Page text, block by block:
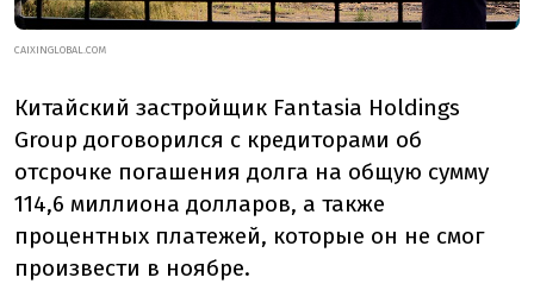
CAIXINGLOBAL.COM
Китайский застройщик Fantasia Holdings
Group договорился с кредиторами об
отсрочке погашения долга на общую сумму
114,6 миллиона долларов, а также
процентных платежей, которые он не смог
произвести в ноябре.